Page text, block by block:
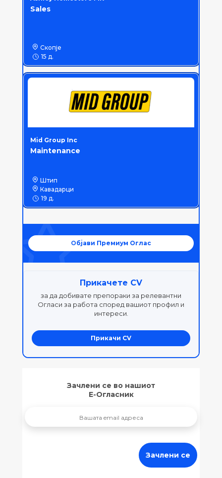
Sales
Скопје
15 д.
Mid Group Inc
Maintenance
Штип
Кавадарци
19 д.
Објави Премиум Оглас
Прикачете CV
за да добивате препораки за релевантни
Огласи за работа според вашиот профил и
интереси.
Прикачи CV
Зачлени се во нашиот
Е-Огласник